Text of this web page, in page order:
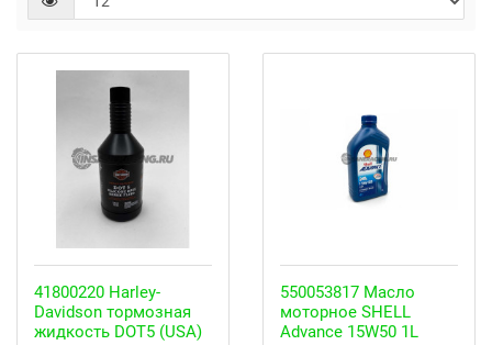
41800220 Harley-
Davidson тормозная
жидкость DOT5 (USA)
550053817 Масло
моторное SHELL
Advance 15W50 1L